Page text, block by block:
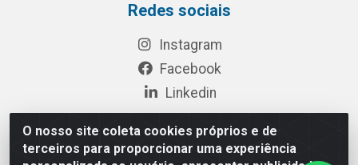
O nosso site coleta cookies próprios e de
terceiros para proporcionar uma experiência
Redes sociais
Instagram
Facebook
Linkedin
Rua Chipuê, 117 - S. Miguel Paulista São Paulo/SP - CEP